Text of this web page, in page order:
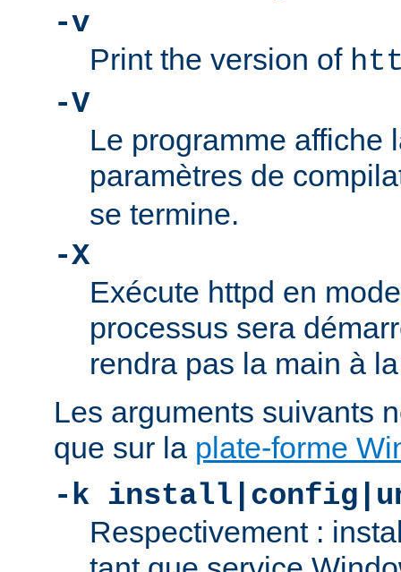
-v
Print the version of
-V
Le programme affiche
paramètres de
se termine.
-X
Exécute httpd en
processus sera
rendra pas la main à
Les arguments suivants
que sur la plate-forme
-k
Respectivement :